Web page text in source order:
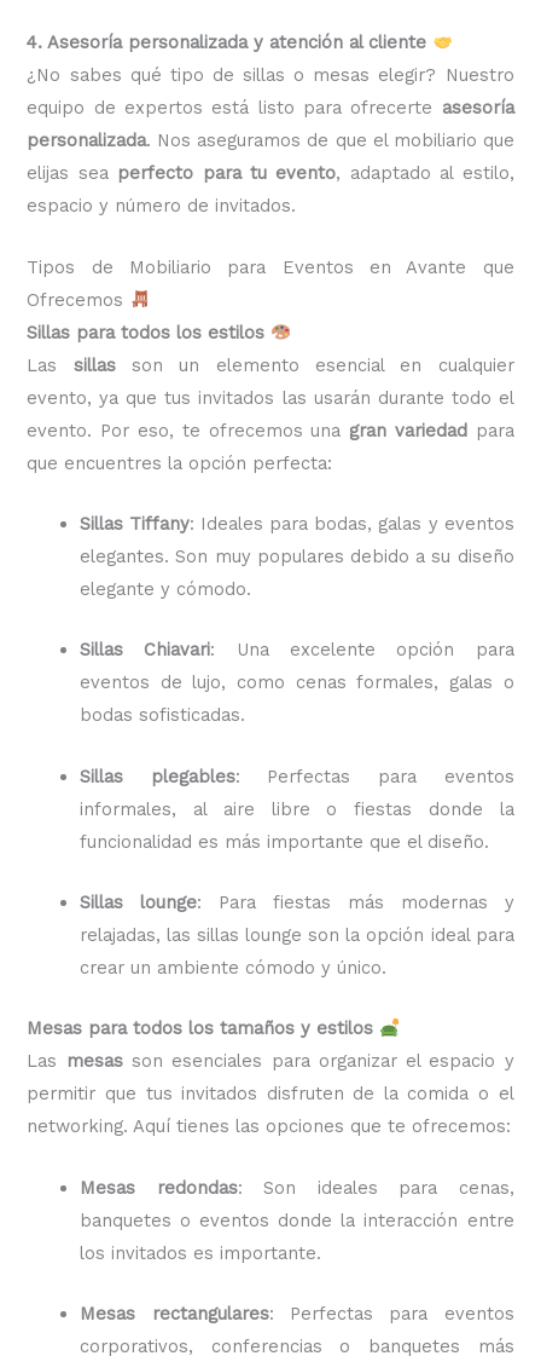
4. Asesoría personalizada y atención al cliente
¿No sabes qué tipo de sillas o mesas elegir? Nuestro
equipo de expertos está listo para ofrecerte asesoría
personalizada. Nos aseguramos de que el mobiliario que
elijas sea perfecto para tu evento, adaptado al estilo,
espacio y número de invitados.
Tipos de Mobiliario para Eventos en Avante que
Ofrecemos
Sillas para todos los estilos
Las sillasson un elemento esencial en cualquier
evento, ya que tus invitados las usarán durante todo el
evento. Por eso, te ofrecemos una gran variedadpara
que encuentres la opción perfecta:
Sillas Tiffany: Ideales para bodas, galas y eventos
elegantes. Son muy populares debido a su diseño
elegante y cómodo.
Sillas Chiavari: Una excelente opción para
eventos de lujo, como cenas formales, galas o
bodas sofisticadas.
Sillas plegables: Perfectas para eventos
informales, al aire libre o fiestas donde la
funcionalidad es más importante que el diseño.
Sillas lounge: Para fiestas más modernas y
relajadas, las sillas lounge son la opción ideal para
crear un ambiente cómodo y único.
Mesas para todos los tamaños y estilos
Las
mesasson esenciales para organizar el espacio y
permitir que tus invitados disfruten de la comida o el
networking. Aquí tienes las opciones que te ofrecemos:
Mesas redondas: Son ideales para cenas,
banquetes o eventos donde la interacción entre
los invitados es importante.
Mesas rectangulares: Perfectas para eventos
corporativos, conferencias o banquetes más